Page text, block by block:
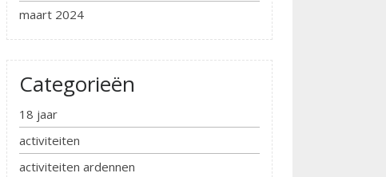
maart 2024
Categorieën
18 jaar
activiteiten
activiteiten ardennen